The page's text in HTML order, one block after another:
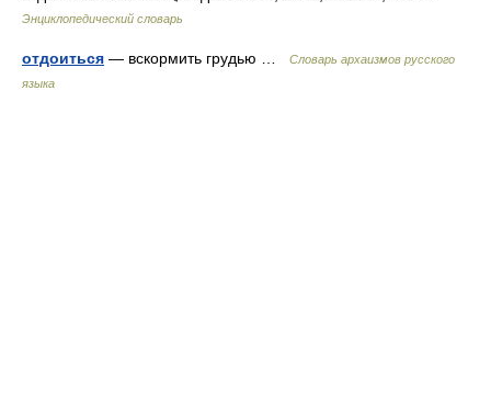
Энциклопедический словарь
отдоиться — вскормить грудью …
Cловарь архаизмов русского
языка